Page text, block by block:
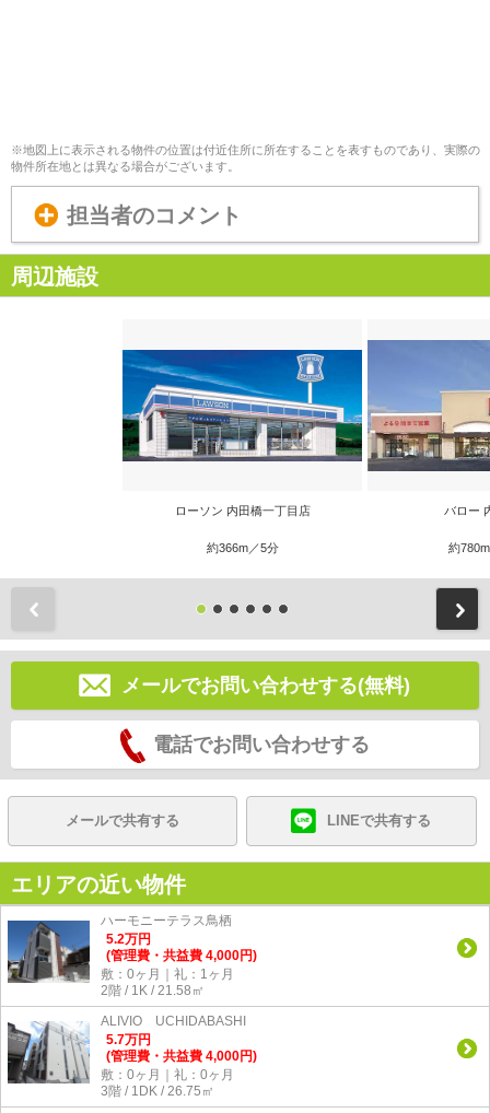
※地図上に表示される物件の位置は付近住所に所在することを表すものであり、実際の
物件所在地とは異なる場合がございます。
担当者のコメント
周辺施設
ローソン 内田橋一丁目店
約366m／5分
バロー
約
メールでお問い合わせする(無料)
電話でお問い合わせする
メールで共有する LINEで共有する
エリアの近い物件
ハーモニーテラス鳥栖
5.2万円
(管理費・共益費 4,000円)
敷：0ヶ月｜礼：1ヶ月
2階 / 1K / 21.58㎡
ALIVIO UCHIDABASHI
5.7万円
(管理費・共益費 4,000円)
敷：0ヶ月｜礼：0ヶ月
3階 / 1DK / 26.75㎡